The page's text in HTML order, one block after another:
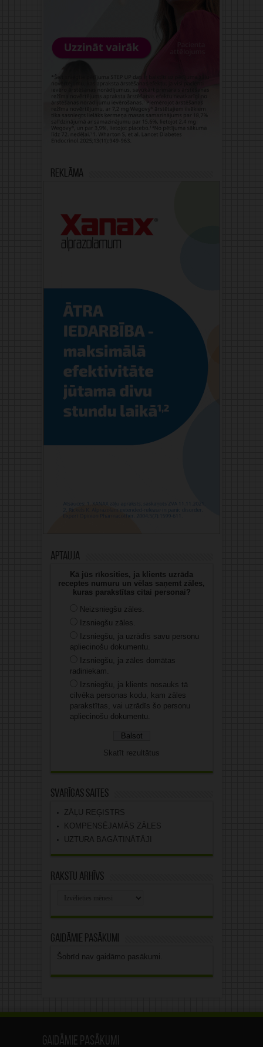
Reklāma
Aptauja
Kā jūs rīkosities, ja klients uzrāda
receptes numuru un vēlas saņemt zāles,
kuras parakstītas citai personai?
Neizsniegšu zāles.
Izsniegšu zāles.
Izsniegšu, ja uzrādīs savu personu
apliecinošu dokumentu.
Izsniegšu, ja zāles domātas
radiniekam.
Izsniegšu, ja klients nosauks tā
cilvēka personas kodu, kam zāles
parakstītas, vai uzrādīs šo personu
apliecinošu dokumentu.
Skatīt rezultātus
Svarīgas saites
ZĀĻU REĢISTRS
KOMPENSĒJAMĀS ZĀLES
UZTURA BAGĀTINĀTĀJI
Rakstu arhīvs
Gaidāmie pasākumi
Šobrīd nav gaidāmo pasākumi.
Gaidāmie pasākumi